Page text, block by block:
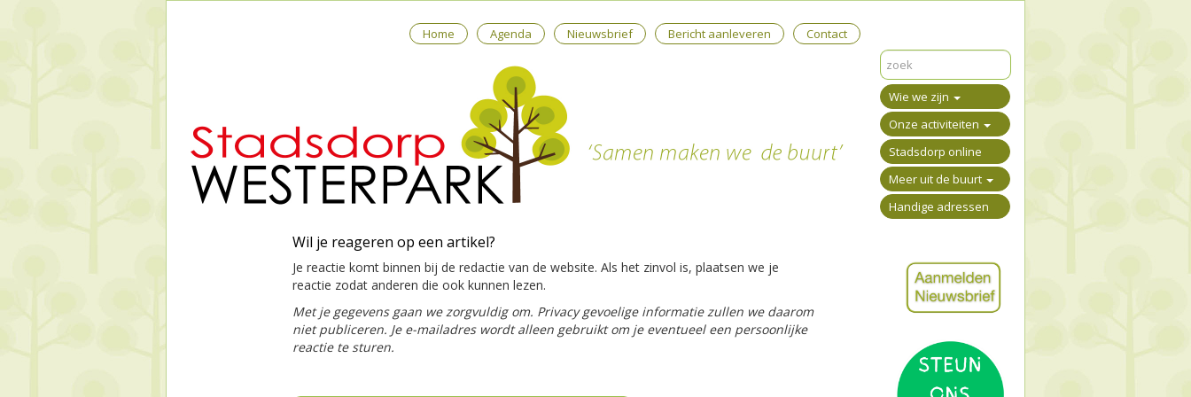
Home Agenda Nieuwsbrief Bericht aanleveren Contact
Wil je reageren op een artikel?
Je reactie komt binnen bij de redactie van de website. Als het zinvol is, plaatsen we je
reactie zodat anderen die ook kunnen lezen.
Met je gegevens gaan we zorgvuldig om. Privacy gevoelige informatie zullen we daarom
niet publiceren. Je e-mailadres wordt alleen gebruikt om je eventueel een persoonlijke
reactie te sturen.
Wie we zijn
Onze activiteiten
Stadsdorp online
Meer uit de buurt
Handige adressen